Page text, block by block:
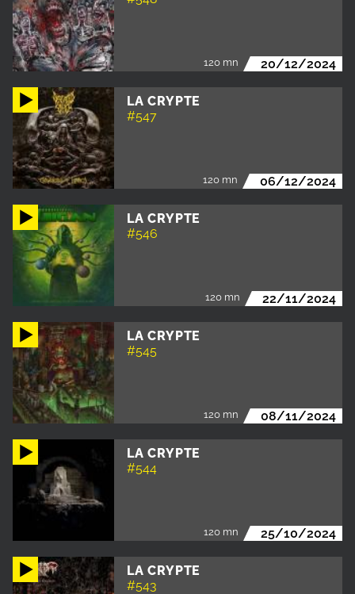
120 mn 20/12/2024
LA CRYPTE
#547
120 mn 06/12/2024
LA CRYPTE
#546
120 mn 22/11/2024
LA CRYPTE
#545
120 mn 08/11/2024
LA CRYPTE
#544
120 mn 25/10/2024
LA CRYPTE
#543